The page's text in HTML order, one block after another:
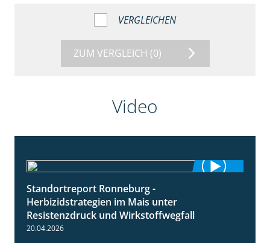
VERGLEICHEN
ZUM VERGLEICH (0)
Video
Standortreport Ronneburg -
Herbizidstrategien im Mais unter
Resistenzdruck und Wirkstoffwegfall
20.04.2026